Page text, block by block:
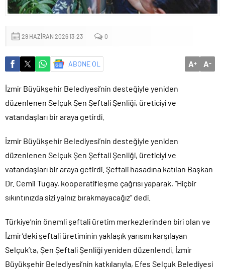
Maltepe’de çocuklar kitapların renkli dünyasında buluştu
29 HAZIRAN 2026 13:23 0
ABONE OL A+ A-
İzmir Büyükşehir Belediyesi’nin desteğiyle yeniden
düzenlenen Selçuk Şen Şeftali Şenliği, üreticiyi ve
vatandaşları bir araya getirdi.
İzmir Büyükşehir Belediyesi’nin desteğiyle yeniden
düzenlenen Selçuk Şen Şeftali Şenliği, üreticiyi ve
vatandaşları bir araya getirdi. Şeftali hasadına katılan Başkan
Dr. Cemil Tugay, kooperatifleşme çağrısı yaparak, “Hiçbir
sıkıntınızda sizi yalnız bırakmayacağız” dedi.
Türkiye’nin önemli şeftali üretim merkezlerinden biri olan ve
İzmir’deki şeftali üretiminin yaklaşık yarısını karşılayan
Selçuk’ta, Şen Şeftali Şenliği yeniden düzenlendi. İzmir
Büyükşehir Belediyesi’nin katkılarıyla, Efes Selçuk Belediyesi